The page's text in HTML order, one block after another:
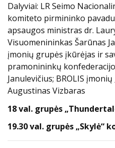
Dalyviai: LR Seimo
komiteto pirmininko
apsaugos ministras dr.
Visuomenininkas Šarūnas
įmonių grupės įkūrėjas ir
pramonininkų
Janulevičius; BROLIS
Augustinas Vizbaras
18 val. grupės
19.30 val. grupės „Skylė“